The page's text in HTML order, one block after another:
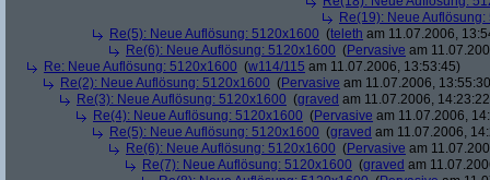
Re(19): Neue
Re(5): Neue Auflösung: 5120x1600 (teleth am 11.07.2006,
Re(6): Neue Auflösung: 5120x1600 (Pervasive am
Re: Neue Auflösung: 5120x1600 (w114/115 am 11.07.2006, 13:53:45)
Re(2): Neue Auflösung: 5120x1600 (Pervasive am 11.07.2006,
Re(3): Neue Auflösung: 5120x1600 (graved am 11.07.2006,
Re(4): Neue Auflösung: 5120x1600 (Pervasive am 11.07.2006,
Re(5): Neue Auflösung: 5120x1600 (graved am 11.07.2006,
Re(6): Neue Auflösung: 5120x1600 (Pervasive am
Re(7): Neue Auflösung: 5120x1600 (graved am